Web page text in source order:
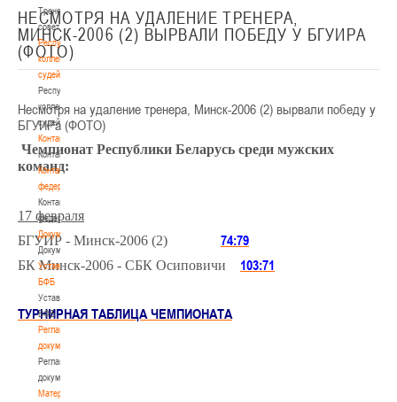
Тренерский
совет
Республиканская
коллегия
судей
Республиканская
коллегия
судей
Контакты
Контакты
Контакты
федерации
Контакты
федерации
Документы
Документы
Устав
БФБ
Устав
БФБ
Регламентирующие
документы
Регламентирующие
документы
Материалы
НЕСМОТРЯ НА УДАЛЕНИЕ ТРЕНЕРА,
МИНСК-2006 (2) ВЫРВАЛИ ПОБЕДУ У БГУИРА
(ФОТО)
Несмотря на удаление тренера, Минск-2006 (2) вырвали победу у
БГУИРа (ФОТО)
Чемпионат Республики Беларусь среди мужских
команд:
17 февраля
БГУИР - Минск-2006 (2) 74:79
БК Минск-2006 - СБК Осиповичи 103:71
ТУРНИРНАЯ ТАБЛИЦА ЧЕМПИОНАТА